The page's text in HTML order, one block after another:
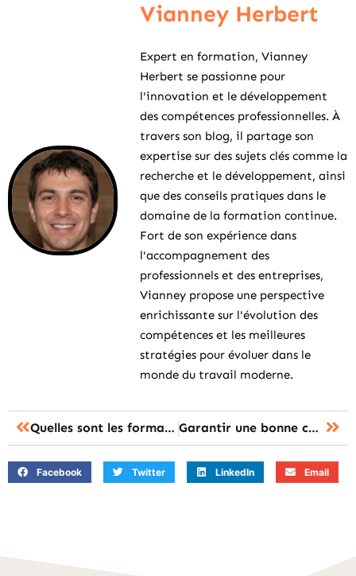
Vianney Herbert
Expert en formation, Vianney
Herbert se passionne pour
l'innovation et le développement
des compétences professionnelles. À
travers son blog, il partage son
expertise sur des sujets clés comme la
recherche et le développement, ainsi
que des conseils pratiques dans le
domaine de la formation continue.
Fort de son expérience dans
l'accompagnement des
professionnels et des entreprises,
Vianney propose une perspective
enrichissante sur l'évolution des
compétences et les meilleures
stratégies pour évoluer dans le
monde du travail moderne.
Quelles sont les formations proposées par l’ONISEP ? Garantir une bonne carrière, ça commence par une bonne école
Facebook Twitter LinkedIn Email